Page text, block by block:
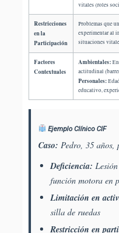
vitales (roles
Restricciones
en la
Participación
Problemas que
experimentar al
situaciones
Factores
Contextuales
Ambientales:
actitudinal
Personales:
educativo,
Ejemplo Clínico CIF
Caso: Pedro, 35
Deficiencia:
función motora en
Limitación en
silla de ruedas
Restricción en